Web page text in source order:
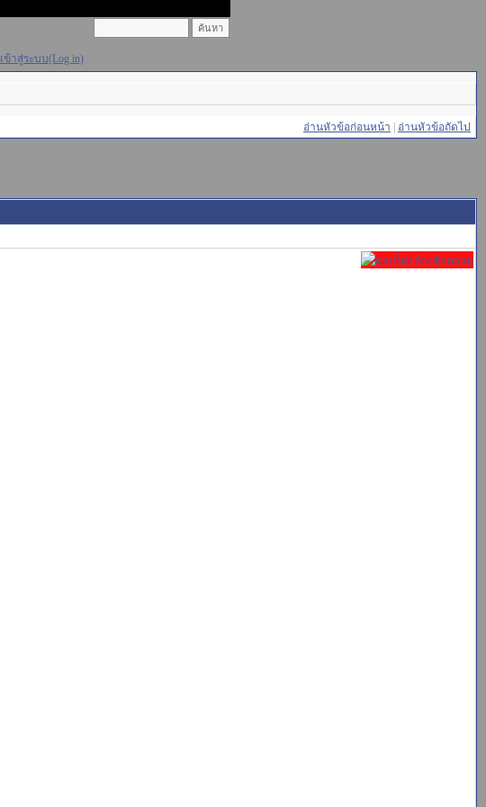
เข้าสู่ระบบ(Log in)
อ่านหัวข้อก่อนหน้า อ่านหัวข้อถัดไป